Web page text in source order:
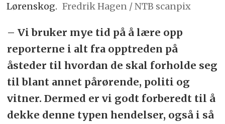
Lørenskog. Fredrik Hagen / NTB scanpix
– Vi bruker mye tid på å lære opp
reporterne i alt fra opptreden på
åsteder til hvordan de skal forholde seg
til blant annet pårørende, politi og
vitner. Dermed er vi godt forberedt til å
dekke denne typen hendelser, også i så